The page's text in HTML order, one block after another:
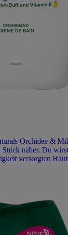
Orchidee &
näher. Du wirst
versorgten Haut